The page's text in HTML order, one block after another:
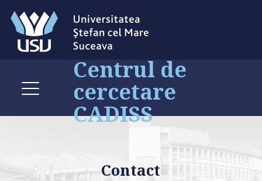
Centrul de
cercetare
CADISS
Contact